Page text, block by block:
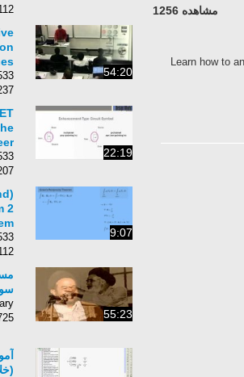
مشاهده 1256
Learn how to
1112
54:20
1237
22:19
1207
9:07
1112
55:23
1725